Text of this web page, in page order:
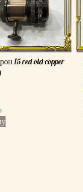
15 red old copper